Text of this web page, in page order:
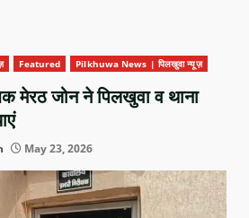
Featured Pilkhuwa News | पिलखुवा न्यूज़
मेरठ जोन ने पिलखुवा व थाना
May 23, 2026